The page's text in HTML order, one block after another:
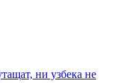
ни узбека не